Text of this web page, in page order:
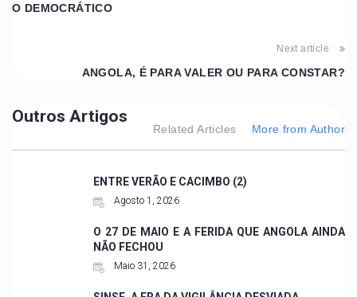
O DEMOCRÁTICO
Next article
ANGOLA, É PARA VALER OU PARA CONSTAR?
Outros Artigos
Related Articles More from Author
ENTRE VERÃO E CACIMBO (2)
Agosto 1, 2026
O 27 DE MAIO E A FERIDA QUE ANGOLA AINDA
NÃO FECHOU
Maio 31, 2026